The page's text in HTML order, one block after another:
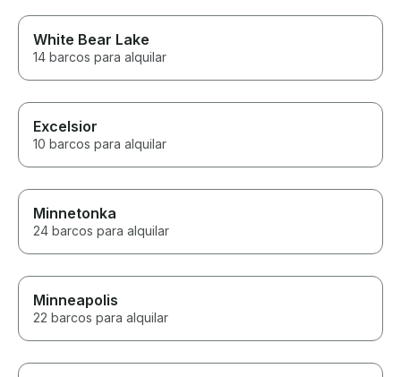
White Bear Lake
14 barcos para alquilar
Excelsior
10 barcos para alquilar
Minnetonka
24 barcos para alquilar
Minneapolis
22 barcos para alquilar